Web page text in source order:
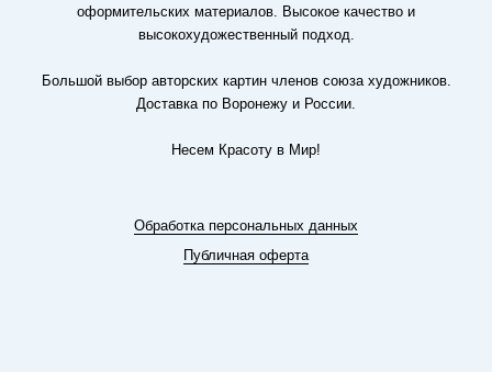
оформительских материалов. Высокое качество и
высокохудожественный подход.
Большой выбор авторских картин членов союза художников.
Доставка по Воронежу и России.
Несем Красоту в Мир!
Обработка персональных данных
Публичная оферта